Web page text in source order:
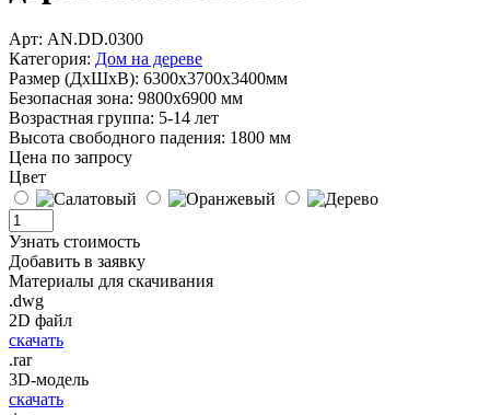
Арт: AN.DD.0300
Категория: Дом на дереве
Размер (ДхШхВ): 6300х3700х3400мм
Безопасная зона: 9800x6900 мм
Возрастная группа: 5-14 лет
Высота свободного падения: 1800 мм
Цена по запросу
Цвет
Узнать стоимость
Добавить в заявку
Материалы для скачивания
.dwg
2D файл
скачать
.rar
3D-модель
скачать